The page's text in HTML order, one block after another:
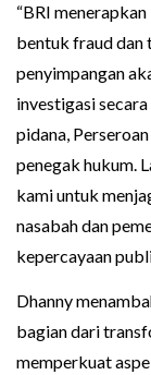
“BRI
bentuk fraud dan
penyimpangan
investigasi
pidana,
penegak hukum.
kami untuk
nasabah dan
kepercayaan
Dhanny
bagian dari
memperkuat